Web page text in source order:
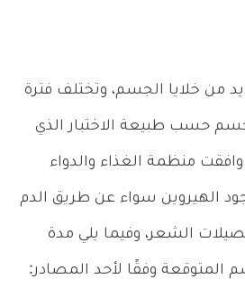
من خلايا الجسم، وتختلف فترة
حسب طبيعة الاختبار الذي
منظمة الغذاء والدواء
وجود الهيروين سواء عن طريق الدم
الشعر، وفيما يلي مدة
المتوقعة وفقًا لأحد المصادر: